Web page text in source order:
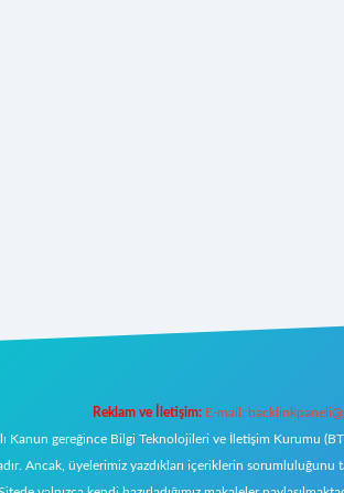
Reklam ve İletişim: E-mail:
Kanun gereğince Bilgi Teknolojileri ve İletişim Kurumu
Ancak, üyelerimiz yazdıkları içeriklerin